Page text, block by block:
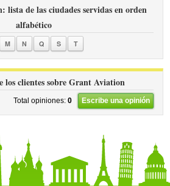
lista de las ciudades servidas en orden
alfabético
M N Q S T
los clientes sobre Grant Aviation
Total opiniones: 0 Escribe una opinión